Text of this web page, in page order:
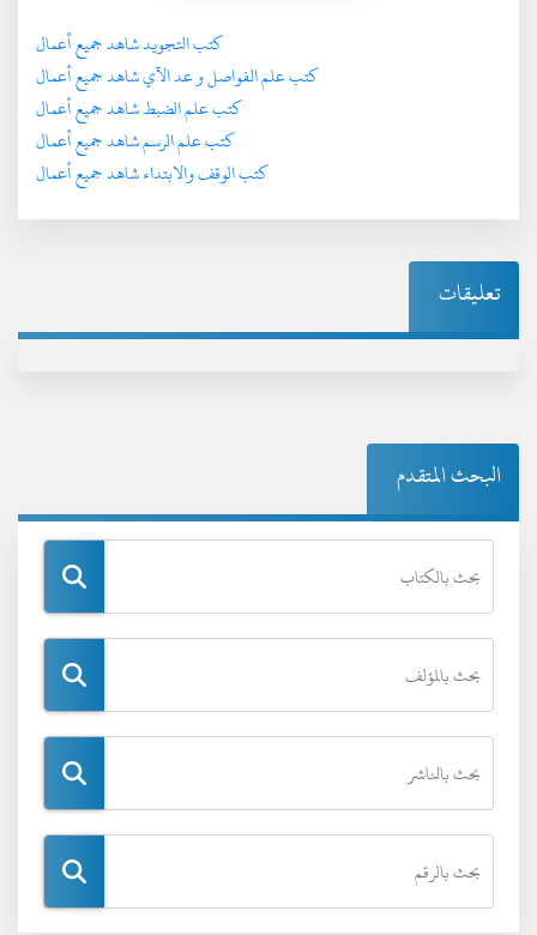
كتب التجويد شاهد جميع أعمال
كتب علم الفواصل و عد الآي شاهد جميع أعمال
كتب علم الضبط شاهد جميع أعمال
كتب علم الرسم شاهد جميع أعمال
كتب الوقف والابتداء شاهد جميع أعمال
تعليقات
البحث المتقدم